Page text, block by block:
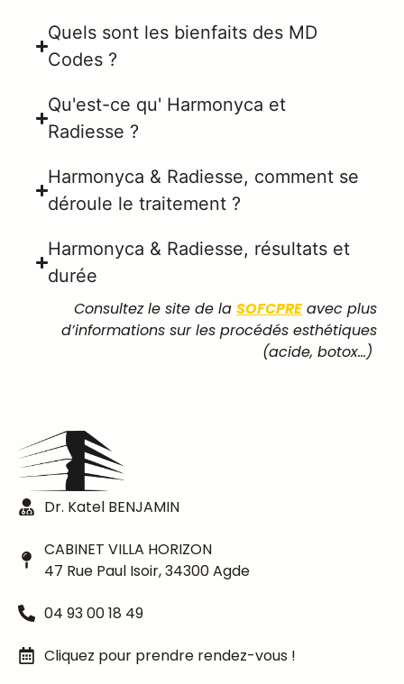
Quels sont les bienfaits des MD
Codes ?
Qu'est-ce qu' Harmonyca et
Radiesse ?
Harmonyca & Radiesse, comment se
déroule le traitement ?
Harmonyca & Radiesse, résultats et
durée
Consultez le site de la SOFCPRE avec plus
d’informations sur les procédés esthétiques
(acide, botox…)
Dr. Katel BENJAMIN
CABINET VILLA HORIZON
47 Rue Paul Isoir, 34300 Agde
04 93 00 18 49
Cliquez pour prendre rendez-vous !